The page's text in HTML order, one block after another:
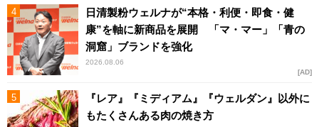
日清製粉ウェルナが“本格・利便・即食・健
康”を軸に新商品を展開 「マ・マー」「青の
洞窟」ブランドを強化
2026.08.06
AD
『レア』『ミディアム』『ウェルダン』以外に
もたくさんある肉の焼き方